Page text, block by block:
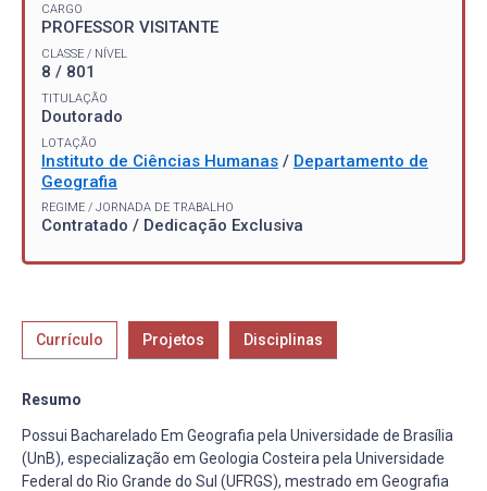
CARGO
PROFESSOR VISITANTE
CLASSE / NÍVEL
8 / 801
TITULAÇÃO
Doutorado
LOTAÇÃO
Instituto de Ciências Humanas / Departamento de
Geografia
REGIME / JORNADA DE TRABALHO
Contratado / Dedicação Exclusiva
Currículo Projetos Disciplinas
Resumo
Possui Bacharelado Em Geografia pela Universidade de Brasília
(UnB), especialização em Geologia Costeira pela Universidade
Federal do Rio Grande do Sul (UFRGS), mestrado em Geografia